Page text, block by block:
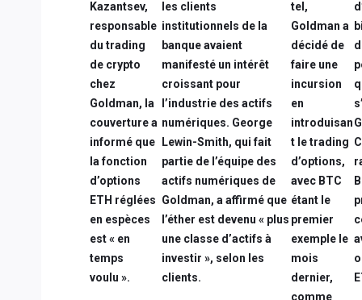
Kazantsev,
responsable
du trading
de crypto
chez
Goldman, la
couverture a
informé que
la fonction
d’options
ETH réglées
en espèces
est « en
temps
voulu ».
les clients
institutionnels de la
banque avaient
manifesté un intérêt
croissant pour
l’industrie des actifs
numériques. George
Lewin-Smith, qui fait
partie de l’équipe des
actifs numériques de
Goldman, a affirmé que
l’éther est devenu « plus
une classe d’actifs à
investir », selon les
clients.
tel,
Goldman a
décidé de
faire une
incursion
en
introduisan
t le trading
d’options,
avec BTC
étant le
premier
exemple le
mois
dernier,
comme